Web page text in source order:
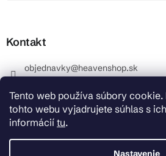
Tento web používa súbory cookie.
tohto webu vyjadrujete súhlas s
informácií tu.
Nastavenie
Kontakt
objednavky@heavenshop.sk
_Info objednávky : +421 914
8.00 hod. do 12.00 .
HeavenShop.sk
HeavenShop.sk